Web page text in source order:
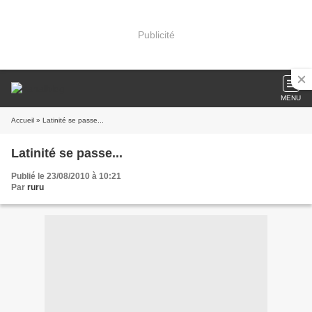
Publicité
MENU
Accueil » Latinité se passe...
Latinité se passe...
Publié le 23/08/2010 à 10:21
Par ruru